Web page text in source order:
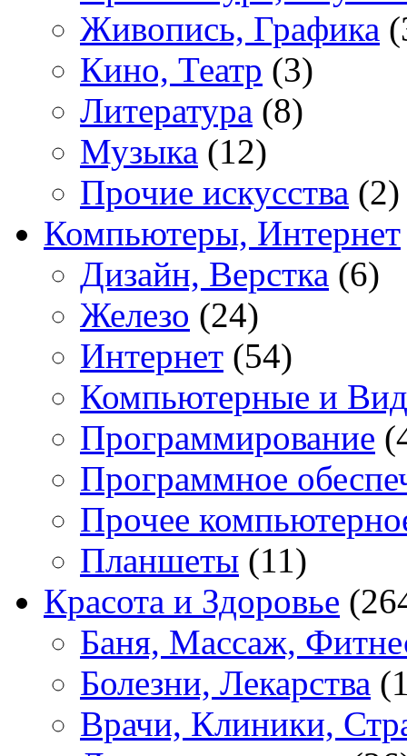
Живопись, Графика
Кино, Театр (3)
Литература (8)
Музыка (12)
Прочие искусства (2)
Компьютеры, Интернет
Дизайн, Верстка (6)
Железо (24)
Интернет (54)
Компьютерные и
Программирование
Программное
Прочее
Планшеты (11)
Красота и Здоровье
Баня, Массаж,
Болезни, Лекарства
Врачи, Клиники,